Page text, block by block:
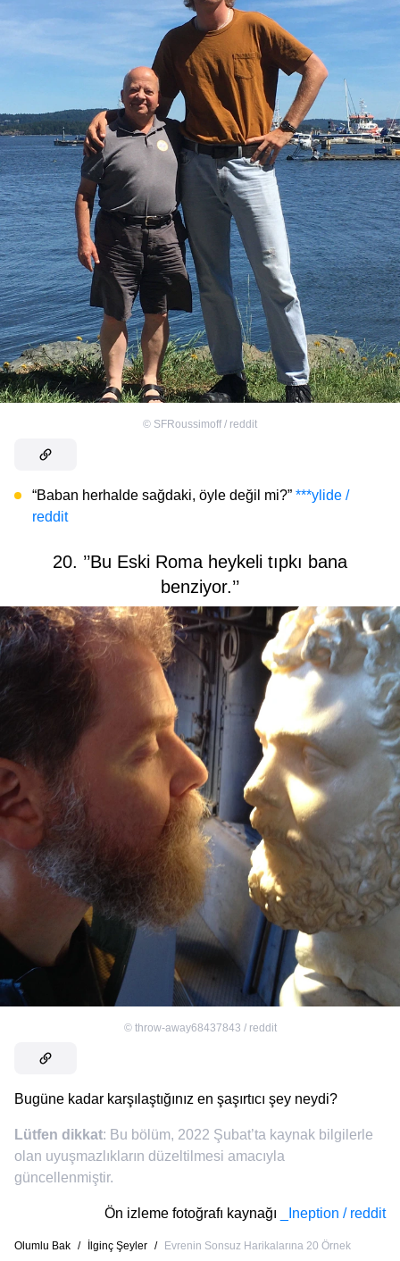
© SFRoussimoff / reddit
“Baban herhalde sağdaki, öyle değil mi?” ***ylide /
reddit
20. ’’Bu Eski Roma heykeli tıpkı bana
benziyor.’’
© throw-away68437843 / reddit
Bugüne kadar karşılaştığınız en şaşırtıcı şey neydi?
Lütfen dikkat: Bu bölüm, 2022 Şubat’ta kaynak bilgilerle
olan uyuşmazlıkların düzeltilmesi amacıyla
güncellenmiştir.
Ön izleme fotoğrafı kaynağı _Ineption / reddit
Olumlu Bak / İlginç Şeyler / Evrenin Sonsuz Harikalarına 20 Örnek